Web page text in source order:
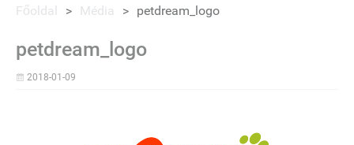
Főoldal > Média > petdream_logo
petdream_logo
2018-01-09